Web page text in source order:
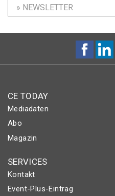
» NEWSLETTER
CE TODAY
Mediadaten
Abo
Magazin
SERVICES
Kontakt
Event-Plus-Eintrag